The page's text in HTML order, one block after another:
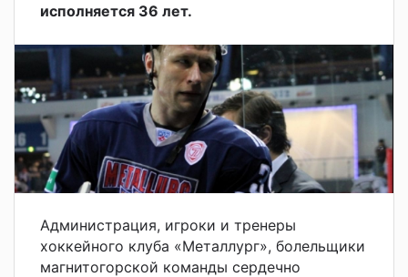
исполняется 36 лет.
Администрация, игроки и тренеры
хоккейного клуба «Металлург», болельщики
магнитогорской команды сердечно